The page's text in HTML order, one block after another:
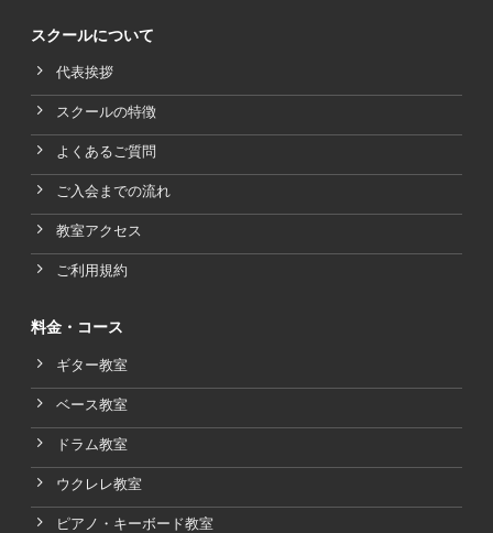
スクールについて
代表挨拶
スクールの特徴
よくあるご質問
ご入会までの流れ
教室アクセス
ご利用規約
料金・コース
ギター教室
ベース教室
ドラム教室
ウクレレ教室
ピアノ・キーボード教室